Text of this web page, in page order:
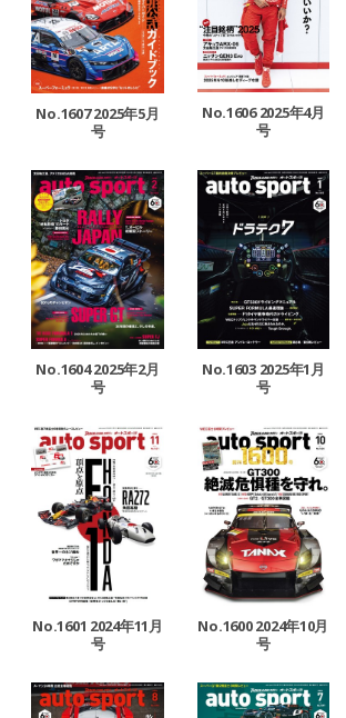
No.1607 2025年5月
号
No.1606 2025年4月
号
No.1604 2025年2月
号
No.1603 2025年1月
号
No.1601 2024年11月
号
No.1600 2024年10月
号